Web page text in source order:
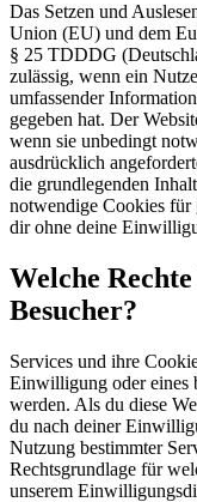
Das Setzen und
Union (EU) und dem
§ 25 TDDDG
zulässig, wenn ein
umfassender
gegeben hat. Der
wenn sie unbedingt
ausdrücklich
die grundlegenden
notwendige Cookies für
dir ohne deine
Welche
Besucher?
Services und ihre
Einwilligung oder eines
werden. Als du diese
du nach deiner
Nutzung bestimmter
Rechtsgrundlage für
unserem